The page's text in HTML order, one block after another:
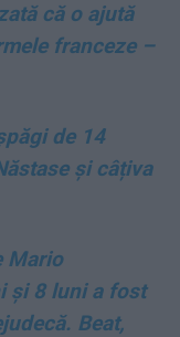
că o ajută
franceze –
de 14
și câțiva
Mario
și 8 luni a fost
Beat,